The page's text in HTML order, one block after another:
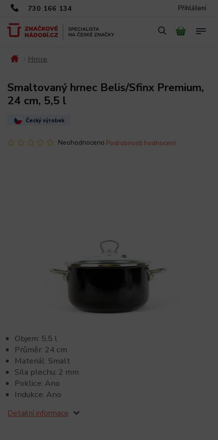
730 166 134 Přihlášení
Hrnce
Smaltovaný hrnec Belis/Sfinx Premium,
24 cm, 5,5 l
Český výrobek
Neohodnoceno Podrobnosti hodnocení
Objem: 5,5 l
Průměr: 24 cm
Materiál: Smalt
Síla plechu: 2 mm
Poklice: Ano
Indukce: Ano
Detailní informace